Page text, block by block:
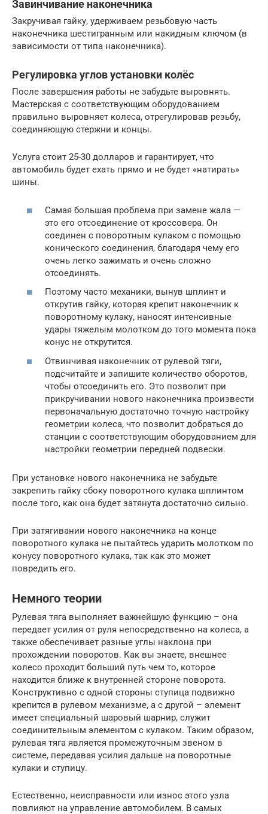
Завинчивание наконечника
Закручивая гайку, удерживаем резьбовую часть
наконечника шестигранным или накидным ключом (в
зависимости от типа наконечника).
Регулировка углов установки колёс
После завершения работы не забудьте выровнять.
Мастерская с соответствующим оборудованием
правильно выровняет колеса, отрегулировав резьбу,
соединяющую стержни и концы.
Услуга стоит 25-30 долларов и гарантирует, что
автомобиль будет ехать прямо и не будет «натирать»
шины.
Самая большая проблема при замене жала —
это его отсоединение от кроссовера. Он
соединен с поворотным кулаком с помощью
конического соединения, благодаря чему его
очень легко зажимать и очень сложно
отсоединять.
Поэтому часто механики, вынув шплинт и
открутив гайку, которая крепит наконечник к
поворотному кулаку, наносят интенсивные
удары тяжелым молотком до того момента пока
конус не открутится.
Отвинчивая наконечник от рулевой тяги,
подсчитайте и запишите количество оборотов,
чтобы отсоединить его. Это позволит при
прикручивании нового наконечника произвести
первоначальную достаточно точную настройку
геометрии колеса, что позволит добраться до
станции с соответствующим оборудованием для
настройки геометрии передней подвески.
При установке нового наконечника не забудьте
закрепить гайку сбоку поворотного кулака шплинтом
после того, как она будет затянута достаточно сильно.
При затягивании нового наконечника на конце
поворотного кулака не пытайтесь ударить молотком по
конусу поворотного кулака, так как это может
повредить его.
Немного теории
Рулевая тяга выполняет важнейшую функцию – она
передает усилия от руля непосредственно на колеса, а
также обеспечивает разные углы наклона при
прохождении поворотов. Как вы знаете, внешнее
колесо проходит больший путь чем то, которое
находится ближе к внутренней стороне поворота.
Конструктивно с одной стороны ступица подвижно
крепится в рулевом механизме, а с другой – элемент
имеет специальный шаровый шарнир, служит
соединительным элементом с кулаком. Таким образом,
рулевая тяга является промежуточным звеном в
системе, передавая усилия дальше на поворотные
кулаки и ступицу.
Естественно, неисправности или износ этого узла
повлияют на управление автомобилем. В самых